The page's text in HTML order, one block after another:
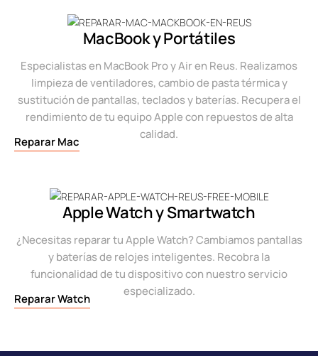
MacBook y Portátiles
Especialistas en MacBook Pro y Air en Reus. Realizamos
limpieza de ventiladores, cambio de pasta térmica y
sustitución de pantallas, teclados y baterías. Recupera el
rendimiento de tu equipo Apple con repuestos de alta
calidad.
Reparar Mac
Apple Watch y Smartwatch
¿Necesitas reparar tu Apple Watch? Cambiamos pantallas
y baterías de relojes inteligentes. Recobra la
funcionalidad de tu dispositivo con nuestro servicio
especializado.
Reparar Watch